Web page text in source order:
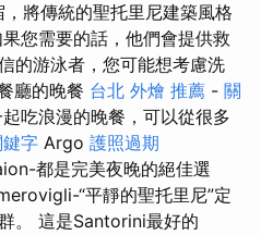
將傳統的聖托里尼建築風格
您需要的話，他們會提供救
的游泳者，您可能想考慮洗
廳的晚餐 台北 外燴 推薦 - 關
吃浪漫的晚餐，可以從很多
字 Argo 護照過期
都是完美夜晚的絕佳選
“平靜的聖托里尼”定
。 這是Santorini最好的